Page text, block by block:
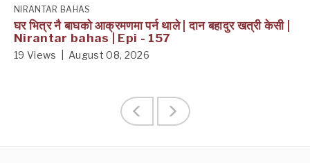
NIRANTAR BAHAS
घर भित्र नै बाघकाे आक्रमणमा पर्न थाले | दान बहादुर खत्री केसी |
Nirantar bahas | Epi - 157
19 Views | August 08, 2026